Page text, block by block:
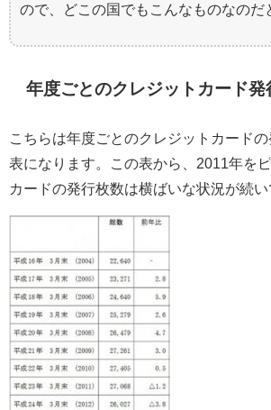
ので、どこの国でもこんなものなのだ
年度ごとのクレジットカード発
こちらは年度ごとのクレジットカード
表になります。この表から、2011年を
カードの発行枚数は横ばいな状況が続い